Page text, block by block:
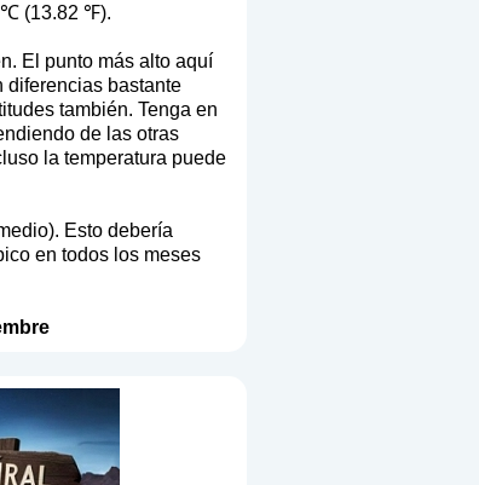
℃ (13.82 ℉).
El punto más alto aquí
diferencias bastante
también. Tenga en
de las otras
la temperatura puede
Esto debería
en todos los meses